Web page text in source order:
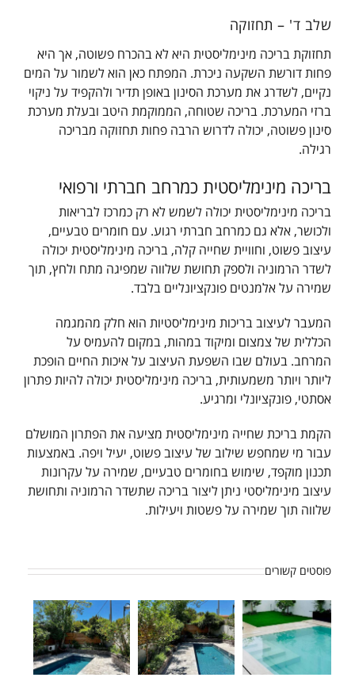
שלב ד' – תחזוקה
תחזוקת בריכה מינימליסטית היא לא בהכרח פשוטה, אך היא
פחות דורשת השקעה ניכרת. המפתח כאן הוא לשמור על המים
נקיים, לשדרג את מערכת הסינון באופן תדיר ולהקפיד על ניקוי
ברזי המערכת. בריכה שטוחה, הממוקמת היטב ובעלת מערכת
סינון פשוטה, יכולה לדרוש הרבה פחות תחזוקה מבריכה
רגילה.
בריכה מינימליסטית כמרחב חברתי ורפואי
בריכה מינימליסטית יכולה לשמש לא רק כמרכז לבריאות
ולכושר, אלא גם כמרחב חברתי רגוע. עם חומרים טבעיים,
עיצוב פשוט, וחוויית שחייה קלה, בריכה מינימליסטית יכולה
לשדר הרמוניה ולספק תחושת שלווה שמפיגה מתח ולחץ, תוך
שמירה על אלמנטים פונקציונליים בלבד.
המעבר לעיצוב בריכות מינימליסטיות הוא חלק מהמגמה
הכללית של צמצום ומיקוד במהות, במקום להעמיס על
המרחב. בעולם שבו השפעת העיצוב על איכות החיים הופכת
ליותר ויותר משמעותית, בריכה מינימליסטית יכולה להיות פתרון
אסתטי, פונקציונלי ומרגיע.
הקמת בריכת שחייה מינימליסטית מציעה את הפתרון המושלם
עבור מי שמחפש שילוב של עיצוב פשוט, יעיל ויפה. באמצעות
תכנון מוקפד, שימוש בחומרים טבעיים, שמירה על עקרונות
עיצוב מינימליסטי ניתן ליצור בריכה שתשדר הרמוניה ותחושת
שלווה תוך שמירה על פשטות ויעילות.
פוסטים קשורים